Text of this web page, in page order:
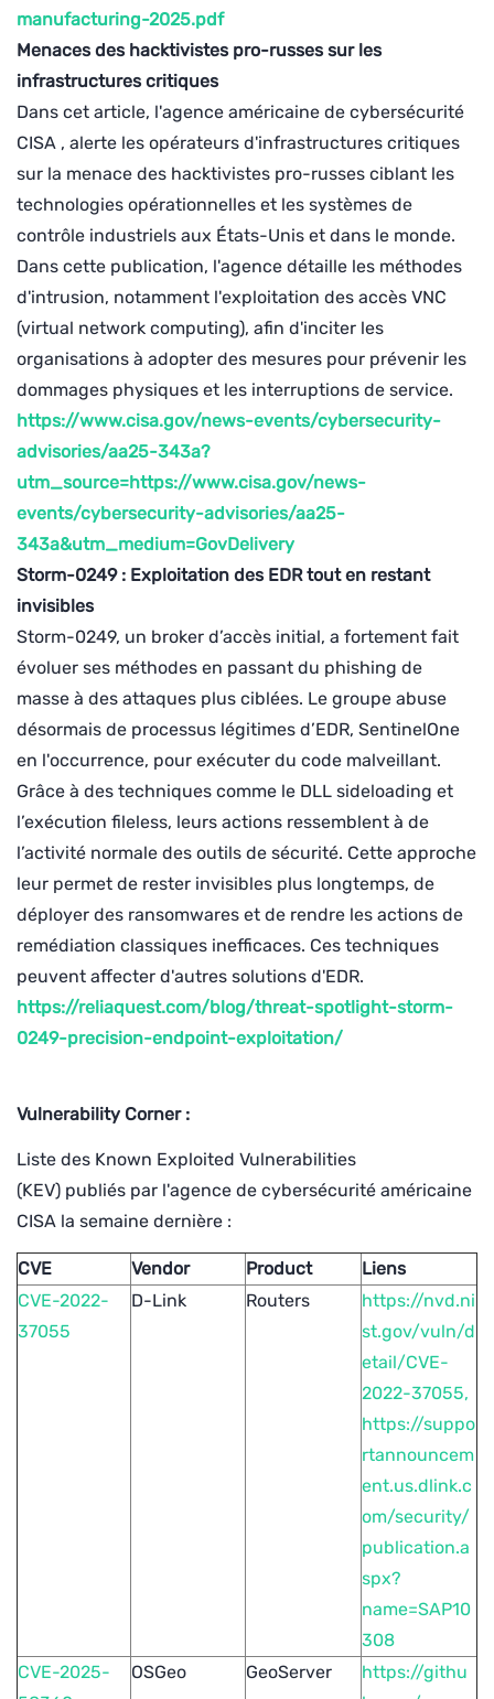
manufacturing-2025.pdf
Menaces des hacktivistes pro-russes sur les
infrastructures critiques
Dans cet article, l'agence américaine de cybersécurité
CISA , alerte les opérateurs d'infrastructures critiques
sur la menace des hacktivistes pro-russes ciblant les
technologies opérationnelles et les systèmes de
contrôle industriels aux États-Unis et dans le monde.
Dans cette publication, l'agence détaille les méthodes
d'intrusion, notamment l'exploitation des accès VNC
(virtual network computing), afin d'inciter les
organisations à adopter des mesures pour prévenir les
dommages physiques et les interruptions de service.
https://www.cisa.gov/news-events/cybersecurity-
advisories/aa25-343a?
utm_source=https://www.cisa.gov/news-
events/cybersecurity-advisories/aa25-
343a&utm_medium=GovDelivery
Storm-0249 : Exploitation des EDR tout en restant
invisibles
Storm-0249, un broker d’accès initial, a fortement fait
évoluer ses méthodes en passant du phishing de
masse à des attaques plus ciblées. Le groupe abuse
désormais de processus légitimes d’EDR, SentinelOne
en l'occurrence, pour exécuter du code malveillant.
Grâce à des techniques comme le DLL sideloading et
l’exécution fileless, leurs actions ressemblent à de
l’activité normale des outils de sécurité. Cette approche
leur permet de rester invisibles plus longtemps, de
déployer des ransomwares et de rendre les actions de
remédiation classiques inefficaces. Ces techniques
peuvent affecter d'autres solutions d'EDR.
https://reliaquest.com/blog/threat-spotlight-storm-
0249-precision-endpoint-exploitation/
Vulnerability Corner :
Liste des Known Exploited Vulnerabilities
(KEV) publiés par l'agence de cybersécurité américaine
CISA la semaine dernière :
CVE Vendor Product
Liens
CVE-2022-
37055
D-Link Routers
https://nvd.ni
st.gov/vuln/d
etail/CVE-
2022-37055,
https://suppo
rtannouncem
ent.us.dlink.c
om/security/
publication.a
spx?
name=SAP10
308
CVE-2025-
OSGeo GeoServer
https://githu